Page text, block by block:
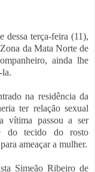
dessa terça-feira (11),
da Mata Norte de
ainda lhe
la.
na residência da
ter relação sexual
vítima passou a ser
do tecido do rosto
ameaçar a mulher.
Simeão Ribeiro de